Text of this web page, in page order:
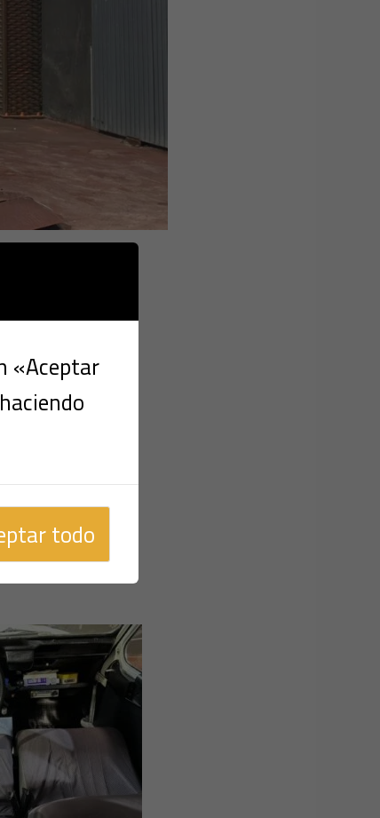
«Aceptar
todo